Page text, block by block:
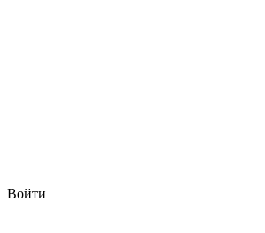
Войти